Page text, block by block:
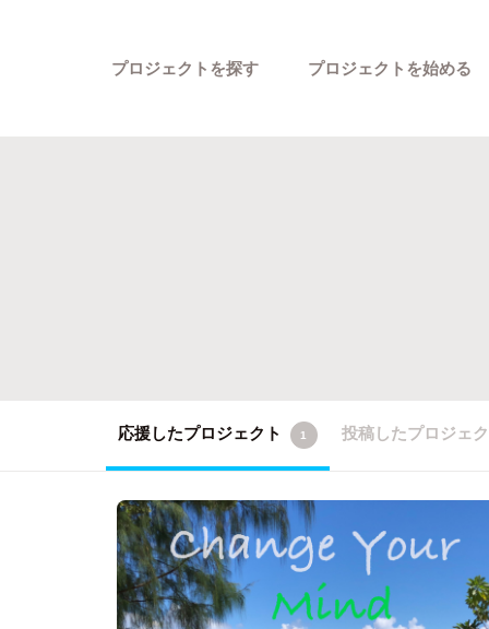
プロジェクトを探す プロジェクトを始める
応援したプロジェクト 1 投稿したプロジェ